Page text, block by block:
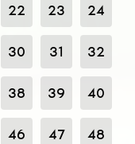
22 23 24
30 31 32
38 39 40
46 47 48